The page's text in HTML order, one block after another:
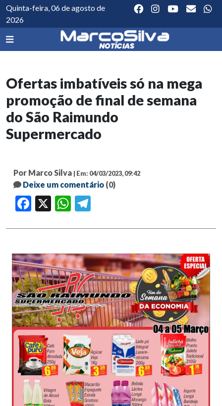
Quinta-feira, 06 de agosto de
2026
Ofertas imbatíveis só na mega
promoção de final de semana
do São Raimundo
Supermercado
Por Marco Silva | Em: 04/03/2023, 09:42
Deixe um comentário (0)
Facebook WhatsApp